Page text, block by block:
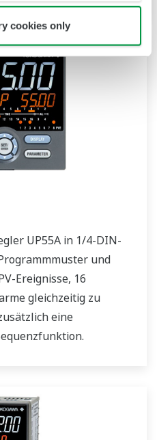
cookies only
UP55A in 1/4-DIN-
und
Ereignisse, 16
gleichzeitig zu
eine